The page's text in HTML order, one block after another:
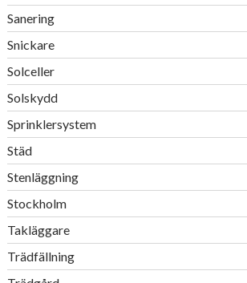
Sanering
Snickare
Solceller
Solskydd
Sprinklersystem
Städ
Stenläggning
Stockholm
Takläggare
Trädfällning